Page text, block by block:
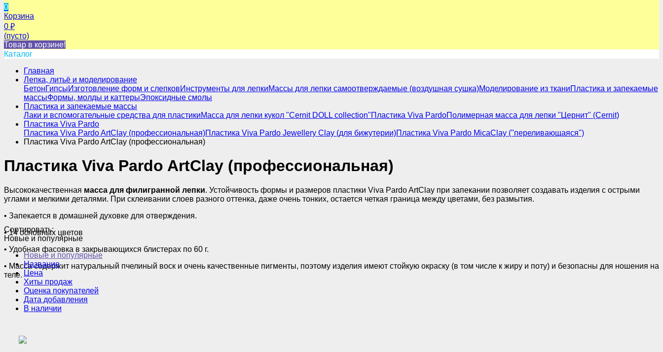
0
Корзина
0 ₽
(пусто)
Товар в корзине!
Каталог
Главная
Лепка, литьё и моделирование
БетонГипсыИзготовление форм и слепковИнструменты для лепкиМассы для лепки самоотверждаемые (воздушная сушка)Моделирование из тканиПластика и запекаемые
массыФормы, молды и каттерыЭпоксидные смолы
Пластика и запекаемые массы
Лаки и вспомогательные средства для пластикиМасса для лепки кукол "Cernit DOLL collection"Пластика Viva PardoПолимерная масса для лепки "Цернит" (Cernit)
Пластика Viva Pardo
Пластика Viva Pardo ArtClay (профессиональная)Пластика Viva Pardo Jewellery Clay (для бижутерии)Пластика Viva Pardo MicaClay ("переливающаяся")
Пластика Viva Pardo ArtClay (профессиональная)
Пластика Viva Pardo ArtClay (профессиональная)
Высококачественная масса для филигранной лепки. Устойчивость формы и размеров пластики Viva Pardo ArtClay при запекании позволяет создавать изделия с острыми
углами и мелкими деталями. При склеивании слоев разного оттенка, даже очень тонких, остается четкая граница между цветами, без размытия.
• Запекaется в домашней духовке для отверждения.
• 14 основных цветов
• Удобная фасовка в закрывающихся блистерах по 60 г.
• Масса содержит натуральный пчелиный воск и очень качественные пигменты, поэтому изделия имеют стойкую окраску (в том числе к жиру и поту) и безопасны для ношения на
теле.
Сортировать:
Новые и популярные
Новые и популярные
Название
Цена
Хиты продаж
Оценка покупателей
Дата добавления
В наличии